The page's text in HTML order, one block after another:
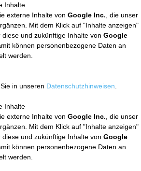
Inhalte
externe Inhalte von Google Inc. , die unser
Mit dem Klick auf "Inhalte anzeigen"
und zukünftige Inhalte von Google
können personenbezogene Daten an
werden.
in unseren Datenschutzhinweisen
Inhalte
externe Inhalte von Google Inc. , die unser
Mit dem Klick auf "Inhalte anzeigen"
und zukünftige Inhalte von Google
können personenbezogene Daten an
werden.